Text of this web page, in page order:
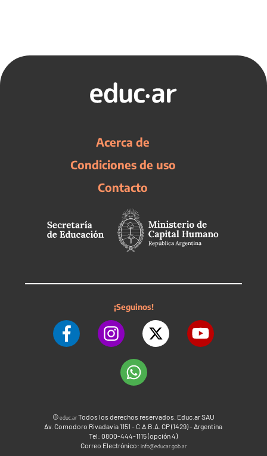
Acerca de
Condiciones de uso
Contacto
¡Seguinos!
©educ.arTodos los derechos reservados. Educ.ar SAU
Av. Comodoro Rivadavia 1151 - C.A.B.A. CP (1429) - Argentina
Tel: 0800-444-1115 (opción 4)
Correo Electrónico: info@educar.gob.ar